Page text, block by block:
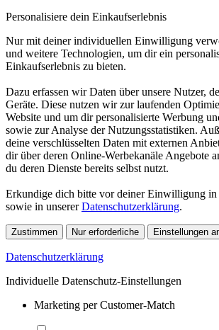
Personalisiere dein Einkaufserlebnis
Nur mit deiner individuellen Einwilligung
und weitere Technologien, um dir ein
Einkaufserlebnis zu bieten.
Dazu erfassen wir Daten über unsere Nutzer,
Geräte. Diese nutzen wir zur laufenden
Website und um dir personalisierte Werbung
sowie zur Analyse der Nutzungsstatistiken.
deine verschlüsselten Daten mit externen
dir über deren Online-Werbekanäle Angebote
du deren Dienste bereits selbst nutzt.
Erkundige dich bitte vor deiner Einwilligung in
sowie in unsererDatenschutzerklärung.
Zustimmen Nur erforderliche Einstellungen
Datenschutzerklärung
Individuelle Datenschutz-Einstellungen
Marketing per Customer-Match